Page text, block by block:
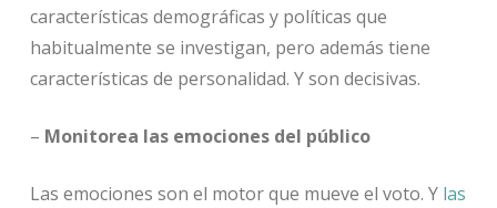
características demográficas y políticas que
habitualmente se investigan, pero además tiene
características de personalidad. Y son decisivas.
– Monitorea las emociones del público
Las emociones son el motor que mueve el voto. Y las